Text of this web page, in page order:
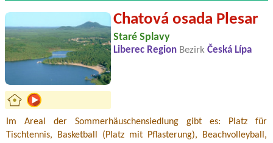
Chatová osada Plesar
Staré Splavy
Liberec Region Bezirk Česká Lípa
Im Areal der Sommerhäuschensiedlung gibt es: Platz für
Tischtennis, Basketball (Platz mit Pflasterung), Beachvolleyball,